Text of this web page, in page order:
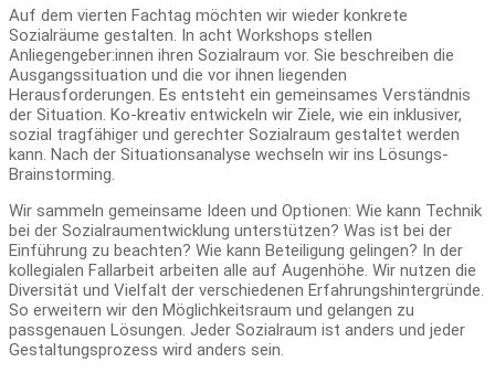
Auf dem vierten Fachtag möchten wir wieder konkrete
Sozialräume gestalten. In acht Workshops stellen
Anliegengeber:innen ihren Sozialraum vor. Sie beschreiben die
Ausgangssituation und die vor ihnen liegenden
Herausforderungen. Es entsteht ein gemeinsames Verständnis
der Situation. Ko-kreativ entwickeln wir Ziele, wie ein inklusiver,
sozial tragfähiger und gerechter Sozialraum gestaltet werden
kann. Nach der Situationsanalyse wechseln wir ins Lösungs-
Brainstorming.
Wir sammeln gemeinsame Ideen und Optionen: Wie kann Technik
bei der Sozialraumentwicklung unterstützen? Was ist bei der
Einführung zu beachten? Wie kann Beteiligung gelingen? In der
kollegialen Fallarbeit arbeiten alle auf Augenhöhe. Wir nutzen die
Diversität und Vielfalt der verschiedenen Erfahrungshintergründe.
So erweitern wir den Möglichkeitsraum und gelangen zu
passgenauen Lösungen. Jeder Sozialraum ist anders und jeder
Gestaltungsprozess wird anders sein.